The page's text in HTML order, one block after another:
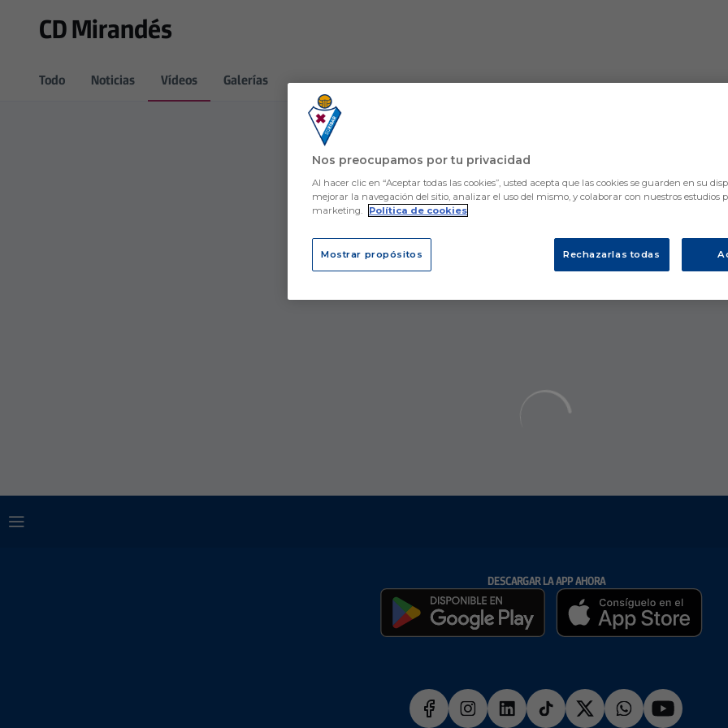
CD Mirandés
Todo Noticias Vídeos Galerías
Lo sentimos, no hemos encontrado nada.
Intenta otra búsqueda.
DESCARGAR LA APP AHORA
Nos preocupamos por tu privacidad
Al hacer clic en “Aceptar todas las cookies”, usted acepta que las cookies se guarden en su
mejorar la navegación del sitio, analizar el uso del mismo, y colaborar con nuestros estudios
marketing.
Política de cookies
Mostrar propósitos Rechazarlas todas